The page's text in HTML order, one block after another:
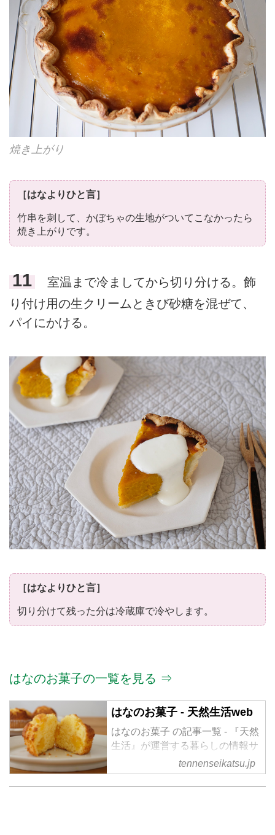
焼き上がり
［はなよりひと言］
竹串を刺して、かぼちゃの生地がついてこなかったら
焼き上がりです。
11
室温まで冷ましてから切り分ける。飾
り付け用の生クリームときび砂糖を混ぜて、
パイにかける。
［はなよりひと言］
切り分けて残った分は冷蔵庫で冷やします。
はなのお菓子の一覧を見る ⇒
はなのお菓子 - 天然生活web
はなのお菓子 の記事一覧 - 『天然
生活』が運営する暮らしの情報サ
イト。食やファッション、暮らし
の知恵はもちろん、Webオリジナ
ルの情報を毎日配信
tennenseikatsu.jp